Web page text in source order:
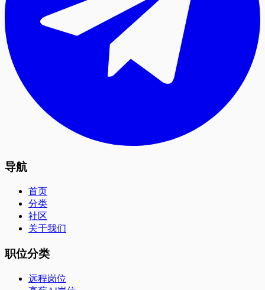
导航
首页
分类
社区
关于我们
职位分类
远程岗位